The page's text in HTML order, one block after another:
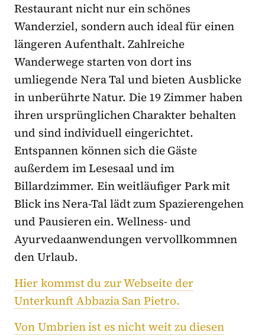
Restaurant nicht nur ein schönes
Wanderziel, sondern auch ideal für einen
längeren Aufenthalt. Zahlreiche
Wanderwege starten von dort ins
umliegende Nera Tal und bieten Ausblicke
in unberührte Natur. Die 19 Zimmer haben
ihren ursprünglichen Charakter behalten
und sind individuell eingerichtet.
Entspannen können sich die Gäste
außerdem im Lesesaal und im
Billardzimmer. Ein weitläufiger Park mit
Blick ins Nera-Tal lädt zum Spazierengehen
und Pausieren ein. Wellness- und
Ayurvedaanwendungen vervollkommnen
den Urlaub.
Hier kommst du zur Webseite der
Unterkunft Abbazia San Pietro.
Von Umbrien ist es nicht weit zu diesen